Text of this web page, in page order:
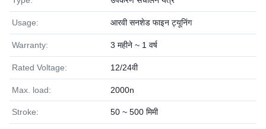
Usage: आरवी सनशेड फाइन ट्यूनिंग
Warranty: 3 महीने ~ 1 वर्ष
Rated Voltage: 12/24वी
Max. load: 2000n
Stroke: 50 ~ 500 मिमी